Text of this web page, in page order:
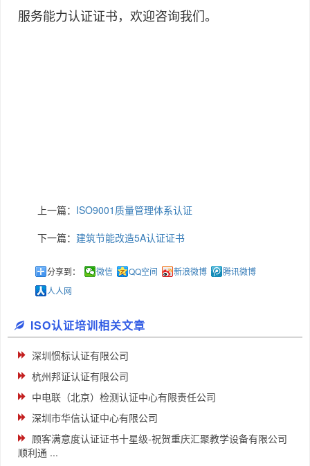
服务能力认证证书，欢迎咨询我们。
上一篇： ISO9001质量管理体系认证
下一篇： 建筑节能改造5A认证证书
分享到： 微信 QQ空间 新浪微博
腾讯微博
人人网
ISO认证培训相关文章
深圳惯标认证有限公司
杭州邦证认证有限公司
中电联（北京）检测认证中心有限责任公司
深圳市华信认证中心有限公司
顾客满意度认证证书十星级-祝贺重庆汇聚教学设备有限公司
顺利通 ...